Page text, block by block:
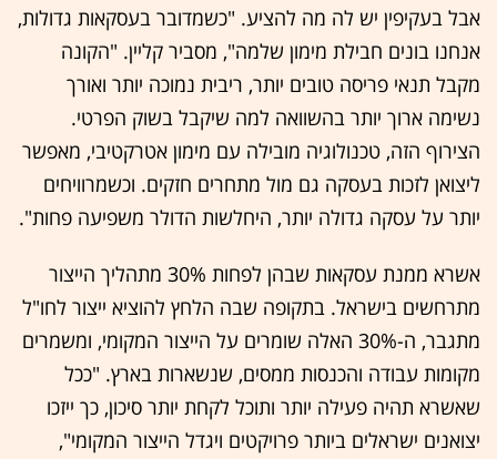
אבל בעקיפין יש לה מה להציע. "כשמדובר בעסקאות גדולות,
אנחנו בונים חבילת מימון שלמה", מסביר קליין. "הקונה
מקבל תנאי פריסה טובים יותר, ריבית נמוכה יותר ואורך
נשימה ארוך יותר בהשוואה למה שיקבל בשוק הפרטי.
הצירוף הזה, טכנולוגיה מובילה עם מימון אטרקטיבי, מאפשר
ליצואן לזכות בעסקה גם מול מתחרים חזקים. וכשמרוויחים
יותר על עסקה גדולה יותר, היחלשות הדולר משפיעה פחות".
אשרא ממנת עסקאות שבהן לפחות 30% מתהליך הייצור
מתרחשים בישראל. בתקופה שבה הלחץ להוציא ייצור לחו"ל
מתגבר, ה-30% האלה שומרים על הייצור המקומי, ומשמרים
מקומות עבודה והכנסות ממסים, שנשארות בארץ. "ככל
שאשרא תהיה פעילה יותר ותוכל לקחת יותר סיכון, כך ייזכו
יצואנים ישראלים ביותר פרויקטים ויגדל הייצור המקומי",